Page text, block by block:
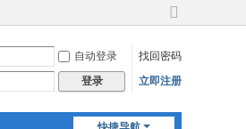
切
到
宽
自动登录
找回密码
登录 立即注册